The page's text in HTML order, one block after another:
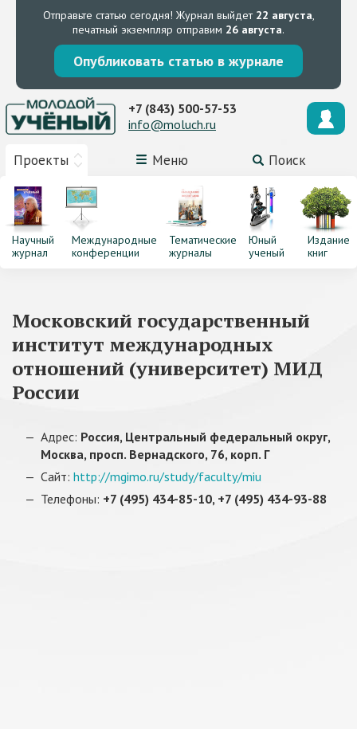
Отправьте статью сегодня! Журнал выйдет 22 августа,
печатный экземпляр отправим 26 августа.
Опубликовать статью в журнале
Проекты Меню Поиск
+7 (843) 500-57-53
info@moluch.ru
Научный
журнал
Международные
конференции
Тематические
журналы
Юный
ученый
Издание
книг
Московский государственный
институт международных
отношений (университет) МИД
России
Адрес: Россия, Центральный федеральный округ,
Москва, просп. Вернадского, 76, корп. Г
Сайт: http://mgimo.ru/study/faculty/miu
Телефоны: +7 (495) 434-85-10, +7 (495) 434-93-88